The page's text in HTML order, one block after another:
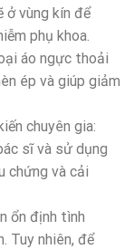
ở vùng kín để
phụ khoa.
áo ngực thoải
ép và giúp giảm
chuyên gia:
sĩ và sử dụng
chứng và cải
ổn định tình
Tuy nhiên, để